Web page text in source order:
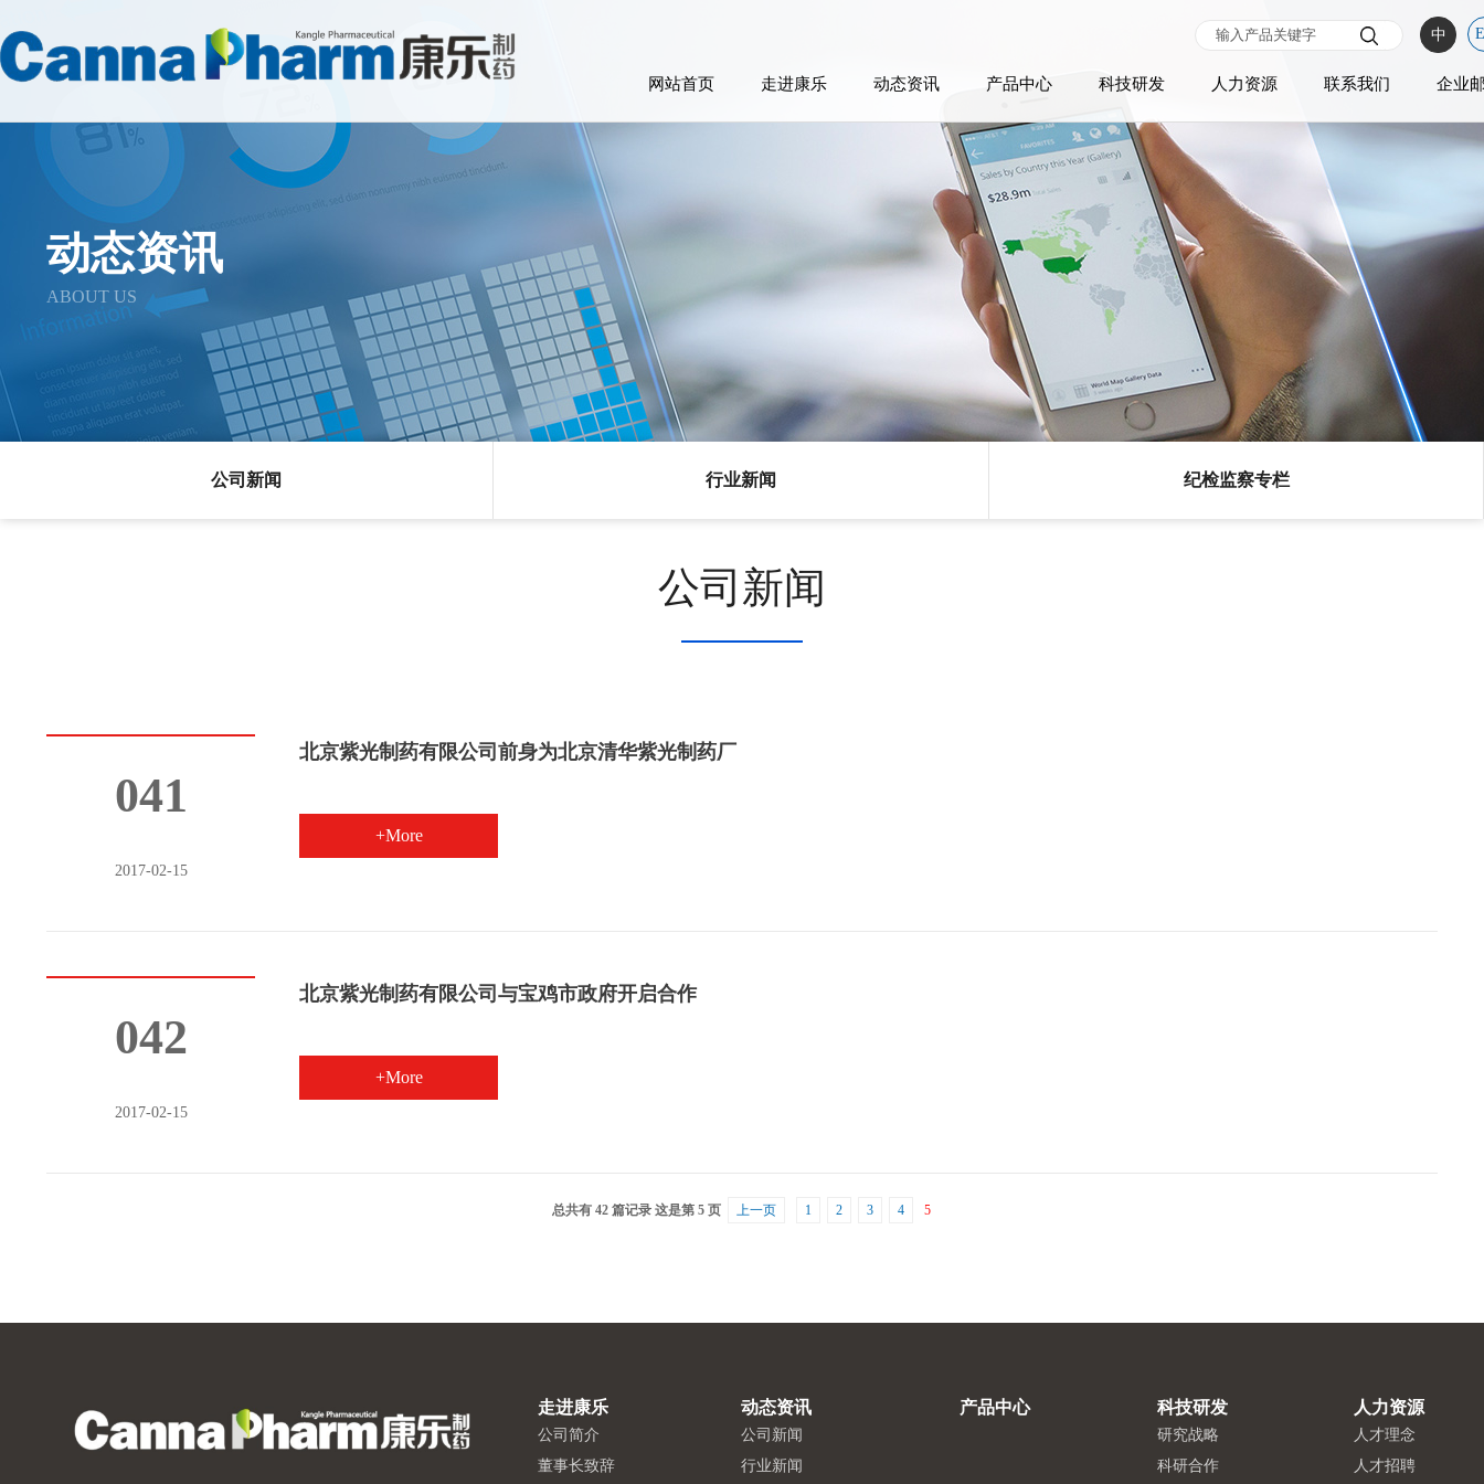
中
网站首页 走进康乐 动态资讯 产品中心 科技研发 人力资源 联系我们 企业
动态资讯
ABOUT US
公司新闻 行业新闻 纪检监察专栏
公司新闻
041
2017-02-15
北京紫光制药有限公司前身为北京清华紫光制药厂
+More
042
2017-02-15
北京紫光制药有限公司与宝鸡市政府开启合作
+More
总共有 42 篇记录 这是第 5 页 上一页 1 2 3 4 5
走进康乐
公司简介
董事长致辞
动态资讯
公司新闻
行业新闻
产品中心 科技研发
研究战略
科研合作
人力资源
人才理念
人才招聘